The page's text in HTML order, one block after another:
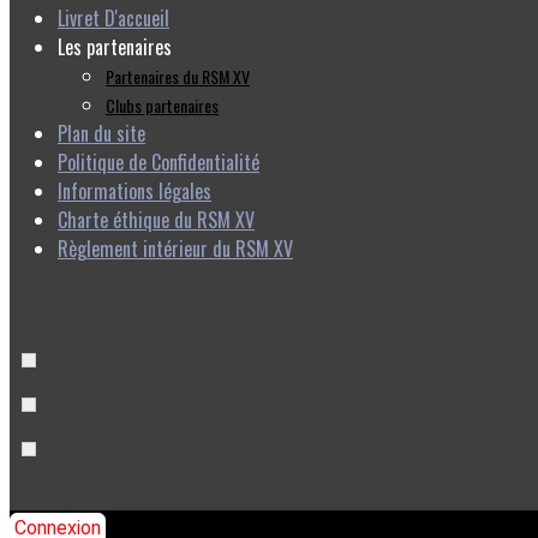
Livret D'accueil
Les partenaires
Partenaires du RSM XV
Clubs partenaires
Plan du site
Politique de Confidentialité
Informations légales
Charte éthique du RSM XV
Règlement intérieur du RSM XV
Connexion